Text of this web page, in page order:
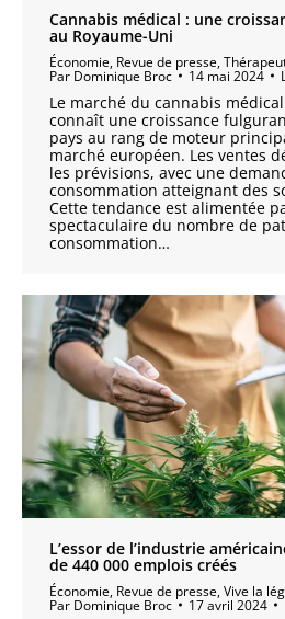
Cannabis médical : une
au Royaume-Uni
Économie, Revue de presse,
Par Dominique Broc 14 mai 2024
Le marché du cannabis
connaît une croissance
pays au rang de moteur
marché européen. Les ventes
les prévisions, avec une
consommation atteignant des
Cette tendance est alimentée
spectaculaire du nombre de
consommation…
L’essor de l’industrie
de 440 000 emplois créés
Économie, Revue de presse,Vive la
Par Dominique Broc 17 avril 2024